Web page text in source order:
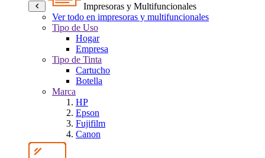
Impresoras y Multifuncionales
Ver todo en impresoras y multifuncionales
Tipo de Uso
Hogar
Empresa
Tipo de Tinta
Cartucho
Botella
Marca
HP
Epson
Fujifilm
Canon